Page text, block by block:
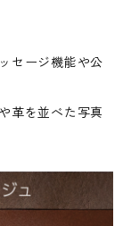
セージ機能や公
革を並べた写真